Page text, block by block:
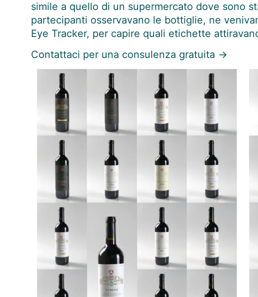
simile a quello di un supermercato dove sono
partecipanti osservavano le bottiglie, ne
Eye Tracker, per capire quali etichette
Contattaci per una consulenza gratuita →